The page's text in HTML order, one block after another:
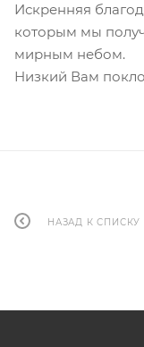
Искренняя
которым мы
мирным небом.
Низкий Вам
НАЗАД К СПИСКУ